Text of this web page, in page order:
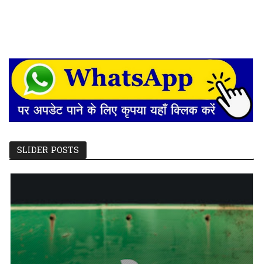
SLIDER POSTS